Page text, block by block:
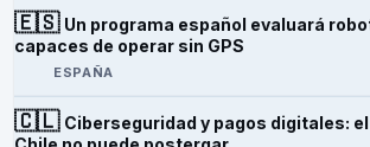
🇪🇸 Un programa español evaluará
capaces de operar sin GPS
ESPAÑA
🇨🇱 Ciberseguridad y pagos digitales: